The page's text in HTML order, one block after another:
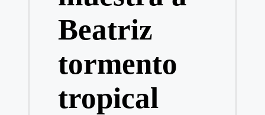
Beatriz
tormento
tropical